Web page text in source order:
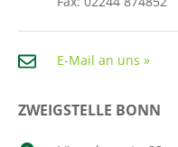
E-Mail an uns »
ZWEIGSTELLE BONN